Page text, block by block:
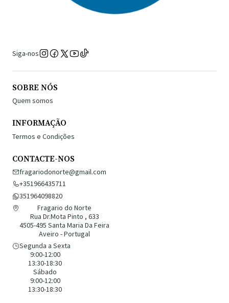
Siga-nos
SOBRE NÓS
Quem somos
INFORMAÇÃO
Termos e Condições
CONTACTE-NOS
fragariodonorte@gmail.com
+351966435711
351964098820
Fragario do Norte
Rua Dr.Mota Pinto , 633
4505-495 Santa Maria Da Feira
Aveiro - Portugal
Segunda a Sexta
9:00-12:00
13:30-18:30
Sábado
9:00-12:00
13:30-18:30